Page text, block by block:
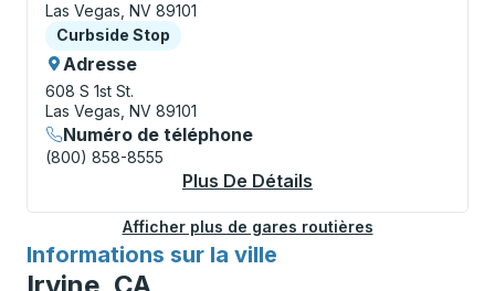
Las Vegas, NV 89101
Curbside Stop
Curbside Stop
Adresse
608 S 1st St.
Las Vegas, NV 89101
Numéro de téléphone
(800) 858-8555
Plus De Détails
Afficher plus de gares routières
Informations sur la ville
pour